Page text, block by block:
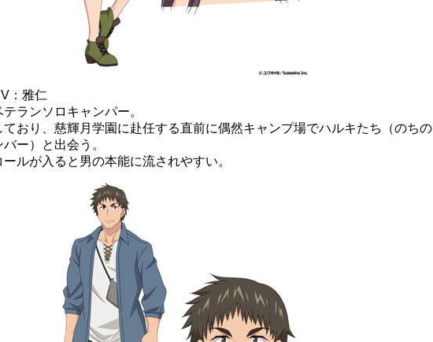
：雅仁
ランソロキャンパー。
おり、慈輝月学園に赴任する直前に偶然キャンプ場でハルキたち（のちの
ー）と出会う。
ルが入ると男の本能に流されやすい。